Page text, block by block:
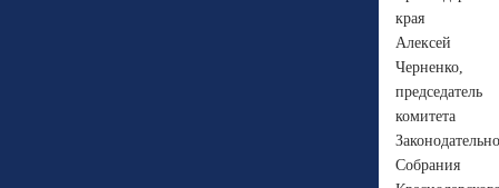
края
Алексей
Черненко,
председатель
комитета
Собрания